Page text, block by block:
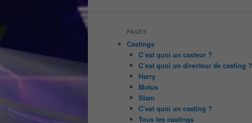
PAGES
Castings
C’est quoi un casteur ?
C’est quoi un directeur de casting ?
Harry
Motus
Slam
C’est quoi un casting ?
Tous les castings